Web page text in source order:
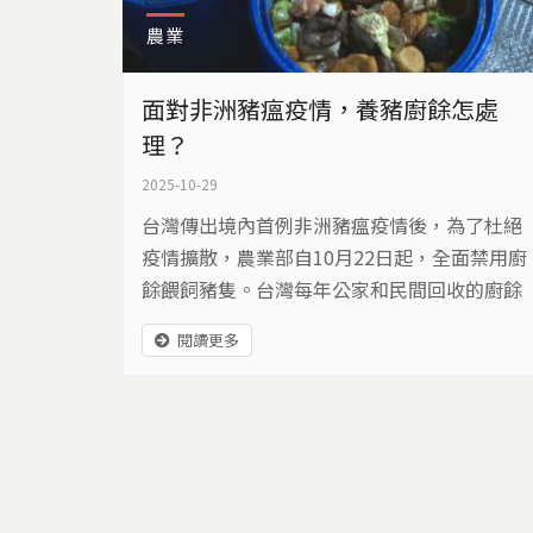
農業
面對非洲豬瘟疫情，養豬廚餘怎處
理？
2025-10-29
台灣傳出境內首例非洲豬瘟疫情後，為了杜絕
疫情擴散，農業部自10月22日起，全面禁用廚
餘餵飼豬隻。台灣每年公家和民間回收的廚餘
量約有77.2萬噸，其中有六成約48.3萬噸，是
交給豬隻大軍來消滅，在禁餵豬隻廚餘之後，
閱讀更多